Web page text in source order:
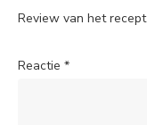
Review van het recept
Reactie *